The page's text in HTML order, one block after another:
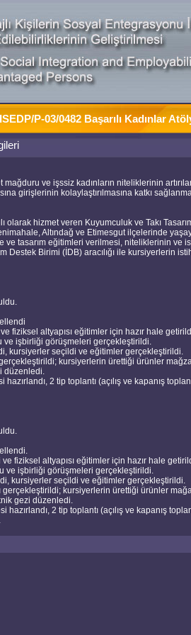
P-03/0482 Başarılı Kadınlar
ve işssiz kadınların niteliklerinin
girişlerinin kolaylaştırılmasına katkı
olarak hizmet veren Kuyumculuk ve Takı
Altındağ ve Etimesgut ilçelerinde
ve tasarım eğitimleri verilmesi, niteliklerinin ve
Destek Birimi (İDB) aracılığı ile kursiyerlerin
fiziksel altyapısı eğitimler için hazır hale
ve işbirliği görüşmeleri gerçekleştirildi.
kursiyerler seçildi ve eğitimler gerçekleştirildi.
gerçekleştirildi; kursiyerlerin ürettiği ürünler
düzenledi.
2 tip toplantı (açılış ve kapanış
fiziksel altyapısı eğitimler için hazır hale
ve işbirliği görüşmeleri gerçekleştirildi.
kursiyerler seçildi ve eğitimler gerçekleştirildi.
gerçekleştirildi; kursiyerlerin ürettiği ürünler
gezi düzenledi.
2 tip toplantı (açılış ve kapanış